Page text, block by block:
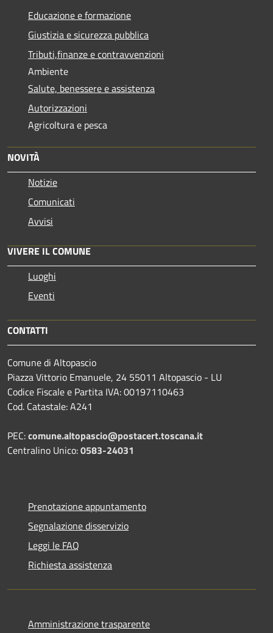
Educazione e formazione
Giustizia e sicurezza pubblica
Tributi,finanze e contravvenzioni
Ambiente
Salute, benessere e assistenza
Autorizzazioni
Agricoltura e pesca
NOVITÀ
Notizie
Comunicati
Avvisi
VIVERE IL COMUNE
Luoghi
Eventi
CONTATTI
Comune di Altopascio
Piazza Vittorio Emanuele, 24 55011 Altopascio - LU
Codice Fiscale e Partita IVA: 00197110463
Cod. Catastale: A241
PEC:comune.altopascio@postacert.toscana.it
Centralino Unico:0583-24031
Prenotazione appuntamento
Segnalazione disservizio
Leggi le FAQ
Richiesta assistenza
Amministrazione trasparente